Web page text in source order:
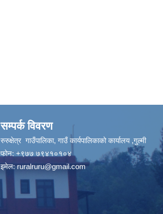
सम्पर्क विवरण
रुरुक्षेत्र गाउँपालिका, गाउँ कार्यपालिकाको कार्यालय ,गुल्मी
फोन: +९७७ ७९४१०१०४
इमेल:ruralruru@gmail.com